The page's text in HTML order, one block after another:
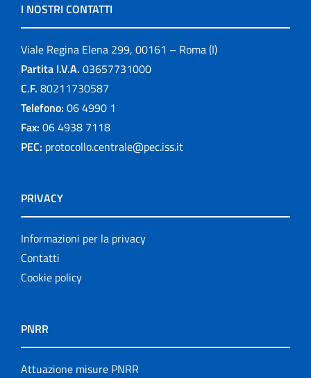
I NOSTRI CONTATTI
Viale Regina Elena 299, 00161 – Roma (I)
Partita I.V.A. 03657731000
C.F. 80211730587
Telefono: 06 4990 1
Fax: 06 4938 7118
PEC: protocollo.centrale@pec.iss.it
PRIVACY
Informazioni per la privacy
Contatti
Cookie policy
PNRR
Attuazione misure PNRR